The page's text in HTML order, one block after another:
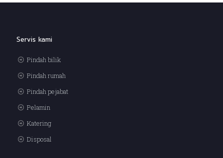
Servis kami
Pindah bilik
Pindah rumah
Pindah pejabat
Pelamin
Katering
Disposal